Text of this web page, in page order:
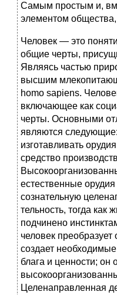
Самым простым и,
элементом общест­ва,
Человек — это
общие черты,
Являясь частью
высшим
homo sapiens.
включающее как
черты. Основными
являются
изготавливать
средство
естественные
сознательную
тельность, тогда как
подчинено
человек
создает
блага и ценности; он
Целенаправленная